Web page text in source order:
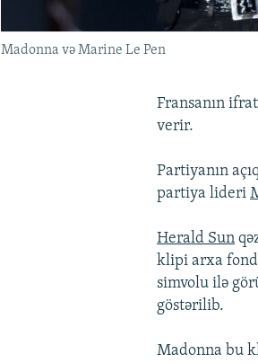
Madonna və Marine Le Pen
Fransanın
verir.
Partiyanın
partiya lideri
Herald Sun
klipi arxa
simvolu ilə
göstərilib.
Madonna bu